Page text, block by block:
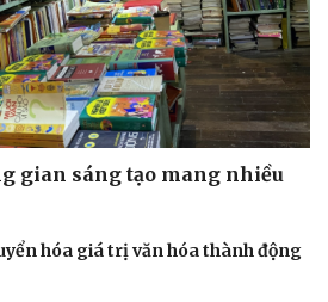
gian sáng tạo mang nhiều
hóa giá trị văn hóa thành động